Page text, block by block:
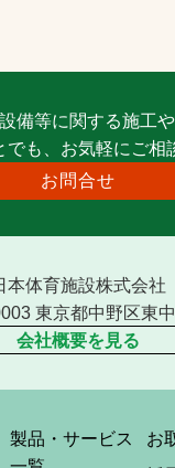
備等に関する施工
でも、お気軽にご相
お問合せ
本体育施設株式会社
東京都中野区東
会社概要を見る
製品・サービス
お